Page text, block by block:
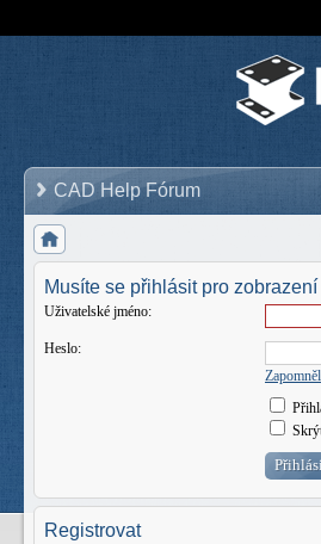
CAD Help Fórum
Musíte se přihlásit pro
Uživatelské jméno:
Heslo:
Registrovat